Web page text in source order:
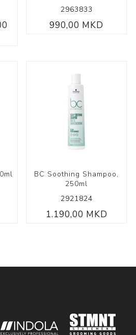
2963833
990,00 MKD
BC Soothing Shampoo,
250ml
2921824
1.190,00 MKD